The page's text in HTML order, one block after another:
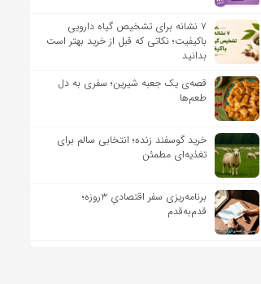
۷ نشانه برای تشخیص گیاه دارویی
باکیفیت؛ نکاتی که قبل از خرید بهتر است
بدانید
قصه‌ی یک جعبه شیرین؛ سفری به دل
طعم‌ها
خرید گوسفند زنده؛ انتخابی سالم برای
تغذیه‌ای مطمئن
برنامه‌ریزی سفر اقتصادیِ ۳روزه؛
قدم‌به‌قدم